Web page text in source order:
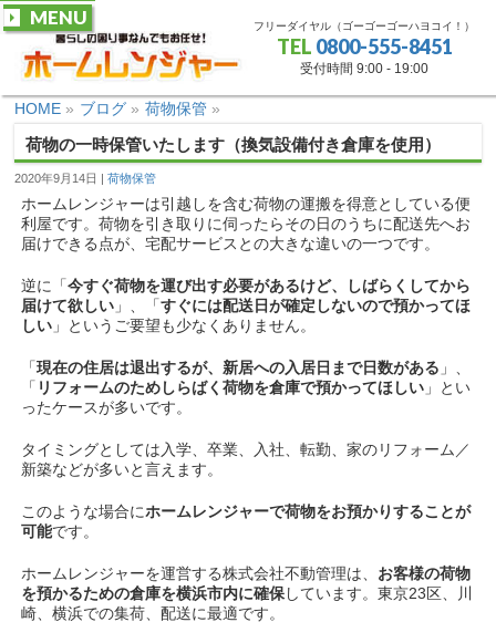
フリーダイヤル（ゴーゴーゴーハヨコイ！）
TEL 0800-555-8451
受付時間 9:00 - 19:00
MENU
HOME » ブログ » 荷物保管 »
荷物の一時保管いたします（換気設備付き倉庫を使用）
2020年9月14日 荷物保管
ホームレンジャーは引越しを含む荷物の運搬を得意としている便
利屋です。荷物を引き取りに伺ったらその日のうちに配送先へお
届けできる点が、宅配サービスとの大きな違いの一つです。
逆に「今すぐ荷物を運び出す必要があるけど、しばらくしてから
届けて欲しい 」、「すぐには配送日が確定しないので預かってほ
しい 」というご要望も少なくありません。
「現在の住居は退出するが、新居への入居日まで日数がある 」、
「 リフォームのためしらばく荷物を倉庫で預かってほしい 」とい
ったケースが多いです。
タイミングとしては入学、卒業、入社、転勤、家のリフォーム／
新築などが多いと言えます。
このような場合にホームレンジャーで荷物をお預かりすることが
可能です。
ホームレンジャーを運営する株式会社不動管理は、 お客様の荷物
を預かるための倉庫を横浜市内に確保しています。東京23区、川
崎、横浜での集荷、配送に最適です。